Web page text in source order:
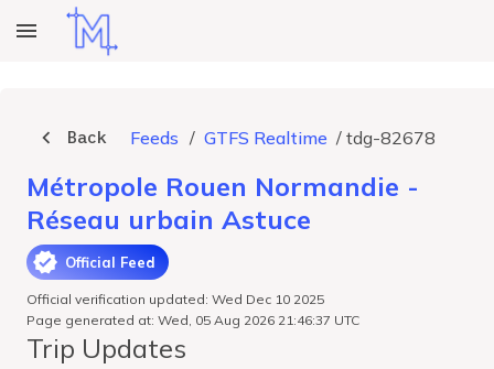
Back Feeds / GTFS Realtime / tdg-82678
Métropole Rouen Normandie -
Réseau urbain Astuce
Official Feed
Official verification updated: Wed Dec 10 2025
Page generated at: Wed, 05 Aug 2026 21:46:37 UTC
Trip Updates